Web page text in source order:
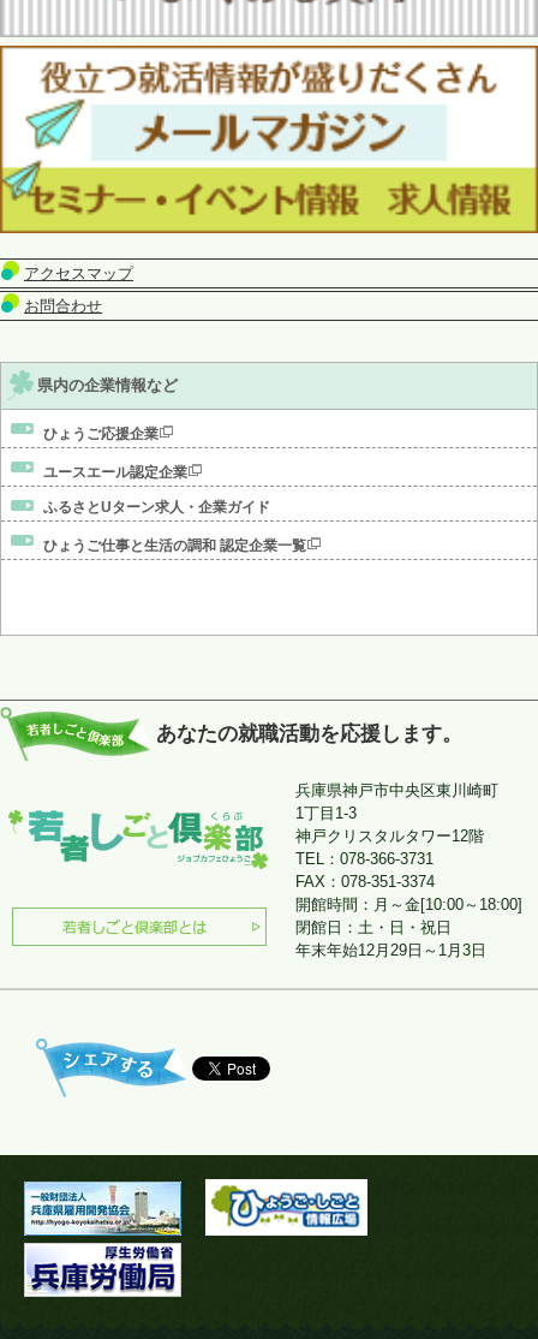
アクセスマップ
お問合わせ
県内の企業情報など
ひょうご応援企業
ユースエール認定企業
ふるさとUターン求人・企業ガイド
ひょうご仕事と生活の調和 認定企業一覧
あなたの就職活動を応援します。
兵庫県神戸市中央区東川崎町
1丁目1-3
神戸クリスタルタワー12階
TEL：078-366-3731
FAX：078-351-3374
開館時間：月～金[10:00～18:00]
閉館日：土・日・祝日
年末年始12月29日～1月3日